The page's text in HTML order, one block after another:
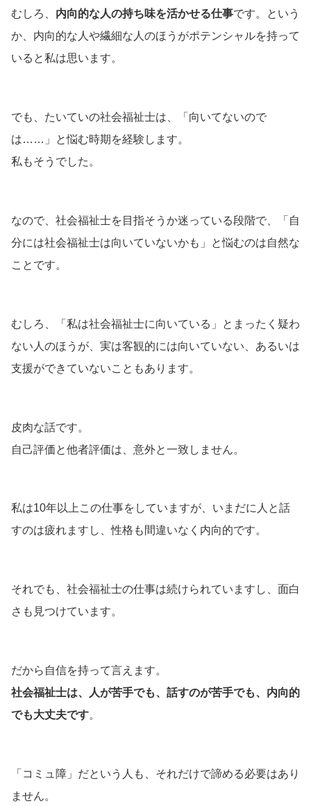
むしろ、 内向的な人の持ち味を活かせる仕事です。という
か、内向的な人や繊細な人のほうがポテンシャルを持って
いると私は思います。
でも、たいていの社会福祉士は、「向いてないので
は……」と悩む時期を経験します。
私もそうでした。
なので、社会福祉士を目指そうか迷っている段階で、「自
分には社会福祉士は向いていないかも」と悩むのは自然な
ことです。
むしろ、「私は社会福祉士に向いている」とまったく疑わ
ない人のほうが、実は客観的には向いていない、あるいは
支援ができていないこともあります。
皮肉な話です。
自己評価と他者評価は、意外と一致しません。
私は10年以上この仕事をしていますが、いまだに人と話
すのは疲れますし、性格も間違いなく内向的です。
それでも、社会福祉士の仕事は続けられていますし、面白
さも見つけています。
だから自信を持って言えます。
社会福祉士は、人が苦手でも、話すのが苦手でも、内向的
でも大丈夫です。
「コミュ障」だという人も、それだけで諦める必要はあり
ません。